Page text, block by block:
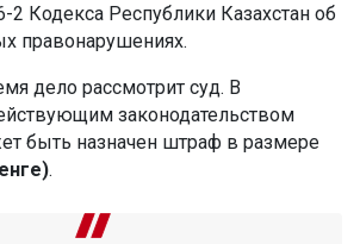
2 Кодекса Республики Казахстан об
правонарушениях.
дело рассмотрит суд. В
законодательством
быть назначен штраф в размере
.